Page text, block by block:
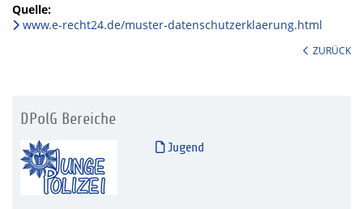
Quelle:
www.e-recht24.de/muster-datenschutzerklaerung.html
ZURÜCK
DPolG Bereiche
Jugend